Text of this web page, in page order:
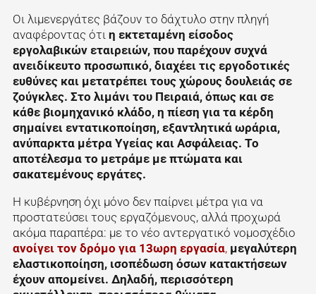
Οι λιμενεργάτες βάζουν το δάχτυλο στην πληγή
αναφέροντας ότι η εκτεταμένη είσοδος
εργολαβικών εταιρειών, που παρέχουν συχνά
ανειδίκευτο προσωπικό, διαχέει τις εργοδοτικές
ευθύνες και μετατρέπει τους χώρους δουλειάς σε
ζούγκλες. Στο λιμάνι του Πειραιά, όπως και σε
κάθε βιομηχανικό κλάδο, η πίεση για τα κέρδη
σημαίνει εντατικοποίηση, εξαντλητικά ωράρια,
ανύπαρκτα μέτρα Υγείας και Ασφάλειας. Το
αποτέλεσμα το μετράμε με πτώματα και
σακατεμένους εργάτες.
Η κυβέρνηση όχι μόνο δεν παίρνει μέτρα για να
προστατεύσει τους εργαζόμενους, αλλά προχωρά
ακόμα παραπέρα: με το νέο αντεργατικό νομοσχέδιο
ανοίγει τον δρόμο για 13ωρη εργασία, μεγαλύτερη
ελαστικοποίηση, ισοπέδωση όσων κατακτήσεων
έχουν απομείνει. Δηλαδή, περισσότερη